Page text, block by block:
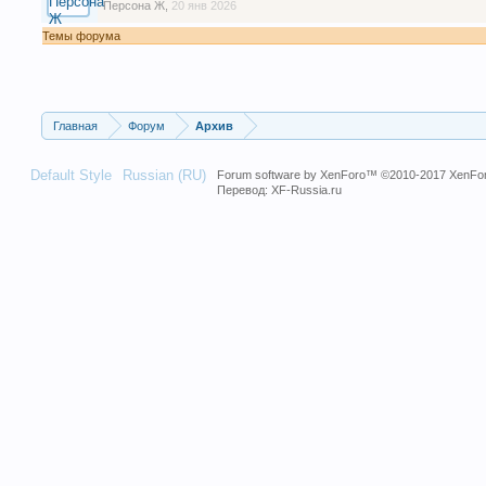
Персона Ж 20 янв 2026
Темы форума
Главная Форум Архив
Default Style Russian (RU) Forum software by XenForo™©2010-2017
Перевод:XF-Russia.ru